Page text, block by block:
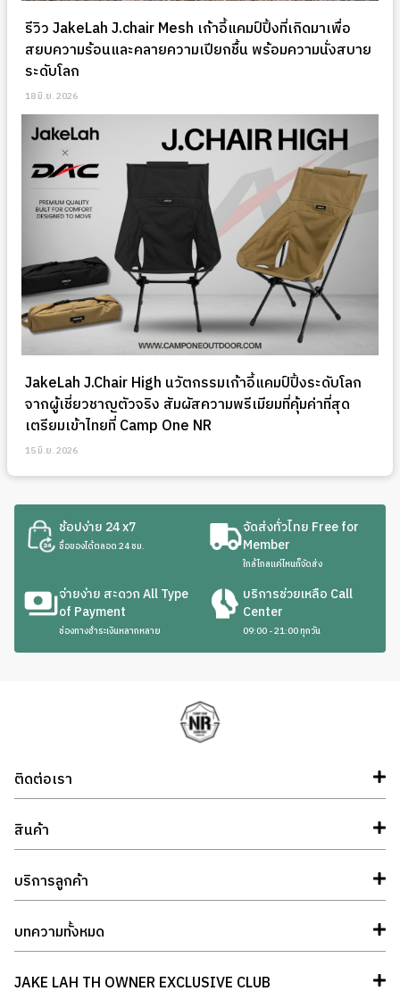
รีวิว JakeLah J.chair Mesh เก้าอี้แคมป์ปิ้งที่เกิดมาเพื่อ
สยบความร้อนและคลายความเปียกชื้น พร้อมความนั่งสบาย
ระดับโลก
18 มิ.ย. 2026
JakeLah J.Chair High นวัตกรรมเก้าอี้แคมป์ปิ้งระดับโลก
จากผู้เชี่ยวชาญตัวจริง สัมผัสความพรีเมียมที่คุ้มค่าที่สุด
เตรียมเข้าไทยที่ Camp One NR
15 มิ.ย. 2026
ช้อปง่าย 24 x7
ซื้อของได้ตลอด 24 ชม.
จัดส่งทั่วไทย Free for
Member
ใกล้ไกลแค่ไหนก็จัดส่ง
จ่ายง่าย สะดวก All Type
of Payment
ช่องทางชำระเงินหลากหลาย
บริการช่วยเหลือ Call
Center
09:00 - 21:00 ทุกวัน
ติดต่อเรา
สินค้า
บริการลูกค้า
บทความทั้งหมด
JAKE LAH TH OWNER EXCLUSIVE CLUB